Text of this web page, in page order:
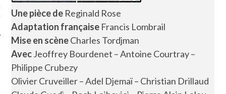
surla-femme-qui-
MOI SUR
Une pièce de Reginald Rose
Adaptation française Francis Lombrail
Miseen scèneCharles Tordjman
AvecJeoffrey Bourdenet – Antoine Courtray –
Philippe Crubezy
Olivier Cruveiller – Adel Djemaï – Christian Drillaud